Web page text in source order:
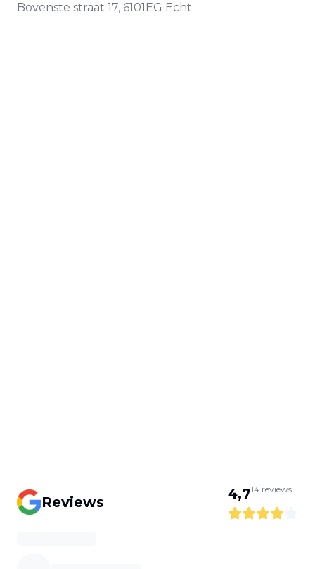
Bovenste straat 17, 6101EG Echt
Reviews 4,714 reviews